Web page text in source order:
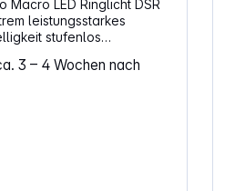
Macro LED Ringlicht DSR
20% ~ 100% 232
14W Leistung
5800K ±
3 – 4 Wochen nach